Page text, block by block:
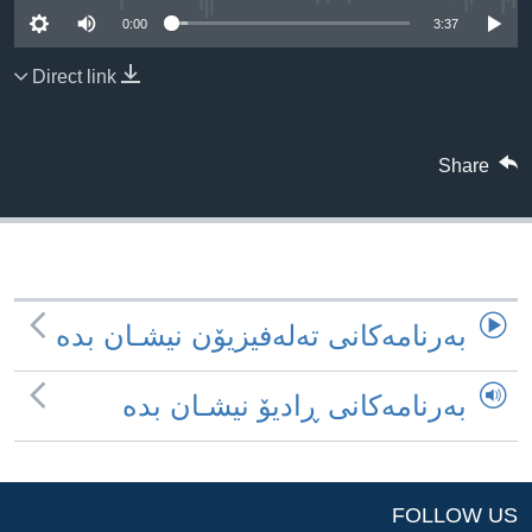
ژیان لە فەرهەنگدا
Learning English
زمانه‌کان
0:00 3:37
Direct link
Share
به‌رنامه‌کانی ته‌له‌فیزیۆن نیشـان بده‌
به‌رنامه‌کانی ڕادیۆ نیشـان بده‌
FOLLOW US